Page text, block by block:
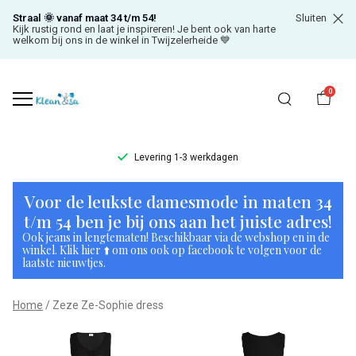
Straal 🌞 vanaf maat 34 t/m 54!
Kijk rustig rond en laat je inspireren! Je bent ook van harte
welkom bij ons in de winkel in Twijzelerheide 💙
Sluiten
0
Levering 1-3 werkdagen
Zeze
Ze-
Sophie
dress
-
Voor de leukste damesmode in maten 34
t/m 54 ben je bij ons aan het juiste adres!
Ook jeans in lengtematen! Beschikbaar via de webshop en in de
winkel. Klik hier ⬆️ om ons ook op facebook te volgen voor de
laatste nieuwtjes.
Home Zeze Ze-Sophie dress